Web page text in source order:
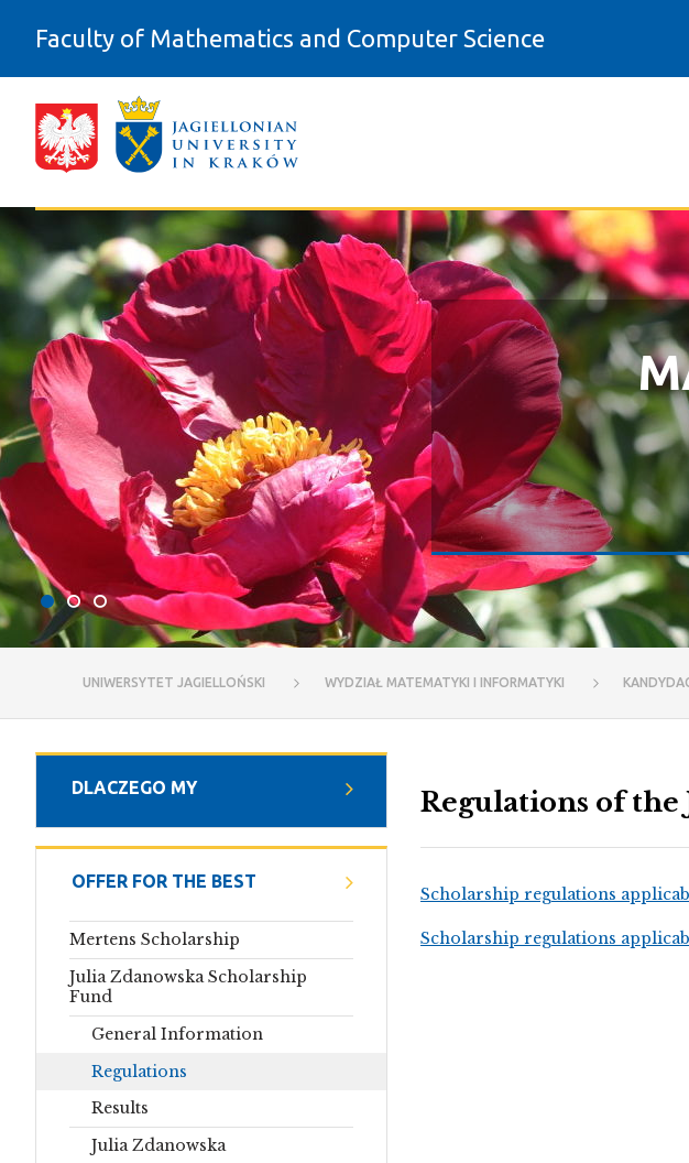
Faculty of Mathematics and Computer Science
Regulations - Wydział Matematyki i Informatyki
UNIWERSYTET JAGIELLOŃSKI WYDZIAŁ MATEMATYKI I INFORMATYKI
DLACZEGO MY
OFFER FOR THE BEST
Mertens Scholarship
Julia Zdanowska Scholarship
Fund
General Information
Regulations
Results
Julia Zdanowska
Regulations of the
Scholarship regulations
Scholarship regulations